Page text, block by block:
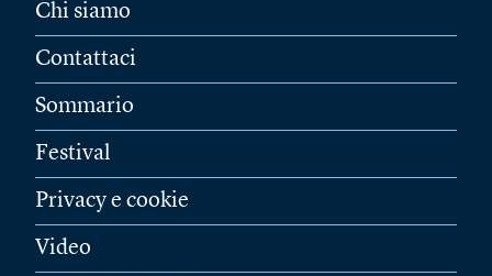
Chi siamo
Contattaci
Sommario
Festival
Privacy e cookie
Video